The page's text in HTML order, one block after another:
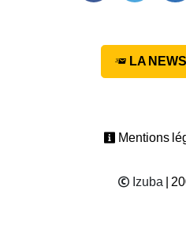
LA
Mentions
Izuba|